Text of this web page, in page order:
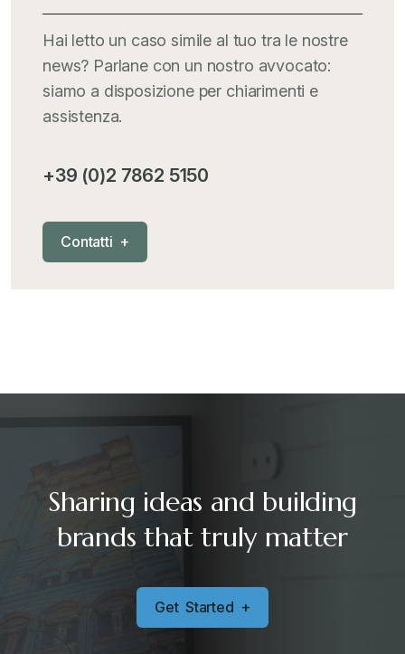
Hai letto un caso simile al tuo tra le nostre
news? Parlane con un nostro avvocato:
siamo a disposizione per chiarimenti e
assistenza.
+39 (0)2 7862 5150
Contatti +
Sharing ideas and building
brands that truly matter
Get Started +